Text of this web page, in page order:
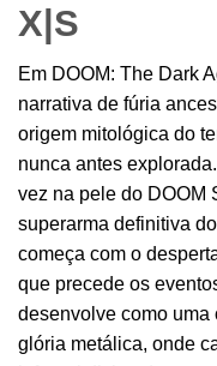
X|S
Em DOOM: The Dark
narrativa de fúria
origem mitológica do
nunca antes
vez na pele do DOOM
superarma definitiva
começa com o
que precede os
desenvolve como
glória metálica, onde